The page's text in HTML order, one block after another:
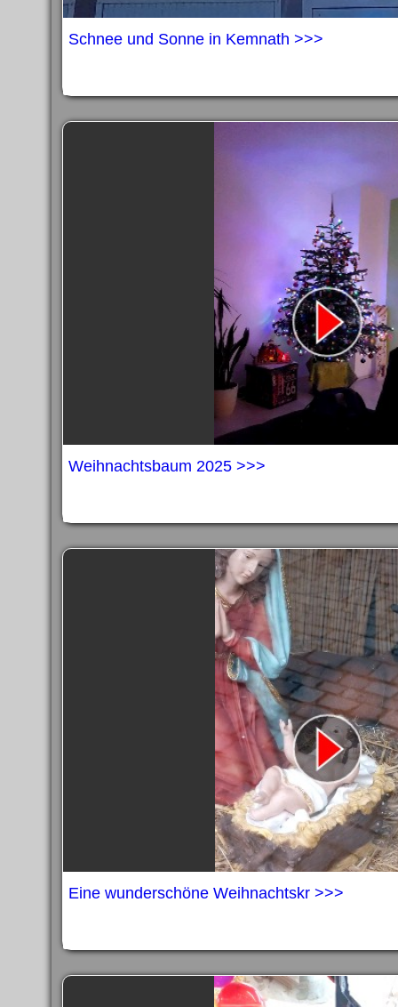
Schnee und Sonne in Kemnath >>>
Weihnachtsbaum 2025 >>>
Eine wunderschöne Weihnachtskr >>>